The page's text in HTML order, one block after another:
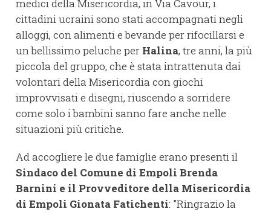
medici della Misericordia, in Via Cavour, i
cittadini ucraini sono stati accompagnati negli
alloggi, con alimenti e bevande per rifocillarsi e
un bellissimo peluche per Halina, tre anni, la più
piccola del gruppo, che è stata intrattenuta dai
volontari della Misericordia con giochi
improvvisati e disegni, riuscendo a sorridere
come solo i bambini sanno fare anche nelle
situazioni più critiche.
Ad accogliere le due famiglie erano presenti il
Sindaco del Comune di Empoli Brenda
Barnini e il Provveditore della Misericordia
di Empoli Gionata Fatichenti: "Ringrazio la